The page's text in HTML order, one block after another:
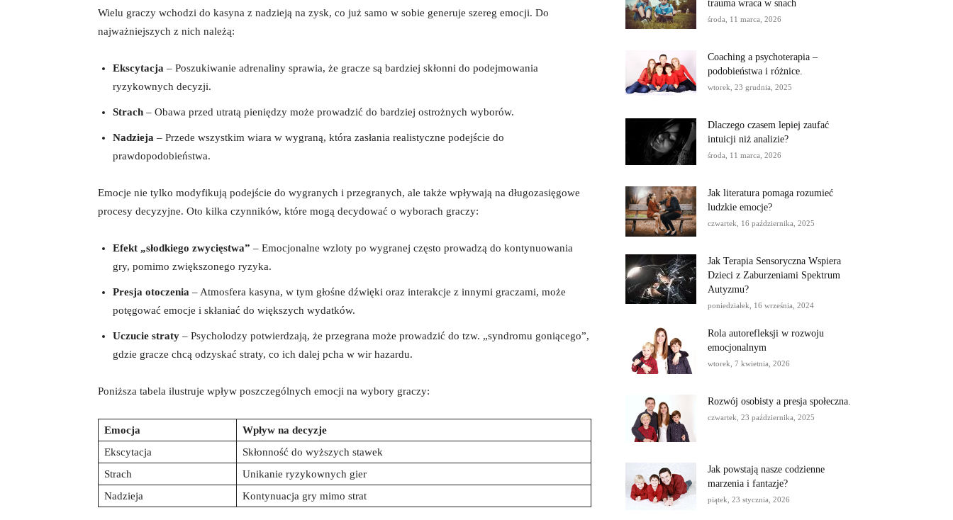
Wielu graczy wchodzi do kasyna z nadzieją na zysk, co już samo w sobie generuje szereg emocji. Do
najważniejszych z nich należą:
Ekscytacja – Poszukiwanie adrenaliny sprawia, że gracze są bardziej skłonni do podejmowania
ryzykownych decyzji.
Strach – Obawa przed utratą pieniędzy może prowadzić do bardziej ostrożnych wyborów.
Nadzieja – Przede wszystkim wiara w wygraną, która zasłania realistyczne podejście do
prawdopodobieństwa.
Emocje nie tylko modyfikują podejście do wygranych i przegranych, ale także wpływają na długozasięgowe
procesy decyzyjne. Oto kilka czynników, które mogą decydować o wyborach graczy:
Efekt „słodkiego zwycięstwa” – Emocjonalne wzloty po wygranej często prowadzą do kontynuowania
gry, pomimo zwiększonego ryzyka.
Presja otoczenia – Atmosfera kasyna, w tym głośne dźwięki oraz interakcje z innymi graczami, może
potęgować emocje i skłaniać do większych wydatków.
Uczucie straty – Psycholodzy potwierdzają, że przegrana może prowadzić do tzw. „syndromu goniącego”,
gdzie gracze chcą odzyskać straty, co ich dalej pcha w wir hazardu.
Poniższa tabela ilustruje wpływ poszczególnych emocji na wybory graczy:
Emocja
Wpływ na decyzje
Ekscytacja
Skłonność do wyższych stawek
Strach
Unikanie ryzykownych gier
Nadzieja
Kontynuacja gry mimo strat
trauma wraca w snach
środa, 11 marca, 2026
Coaching a psychoterapia –
podobieństwa i różnice.
wtorek, 23 grudnia, 2025
Dlaczego czasem lepiej zaufać
intuicji niż analizie?
środa, 11 marca, 2026
Jak literatura pomaga rozumieć
ludzkie emocje?
czwartek, 16 października, 2025
Jak Terapia Sensoryczna Wspiera
Dzieci z Zaburzeniami Spektrum
Autyzmu?
poniedziałek, 16 września, 2024
Rola autorefleksji w rozwoju
emocjonalnym
wtorek, 7 kwietnia, 2026
Rozwój osobisty a presja społeczna.
czwartek, 23 października, 2025
Jak powstają nasze codzienne
marzenia i fantazje?
piątek, 23 stycznia, 2026